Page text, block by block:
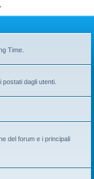
Time.
dagli utenti.
del forum e i principali